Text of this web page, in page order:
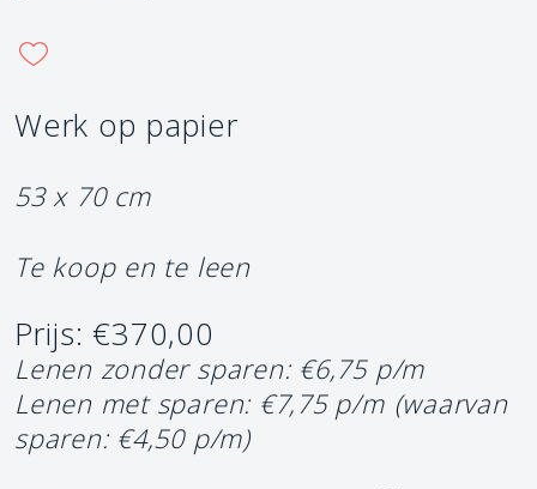
Werk op papier
53 x 70 cm
Te koop en te leen
Prijs: €370,00
Lenen zonder sparen: €6,75 p/m
Lenen met sparen: €7,75 p/m (waarvan
sparen: €4,50 p/m)